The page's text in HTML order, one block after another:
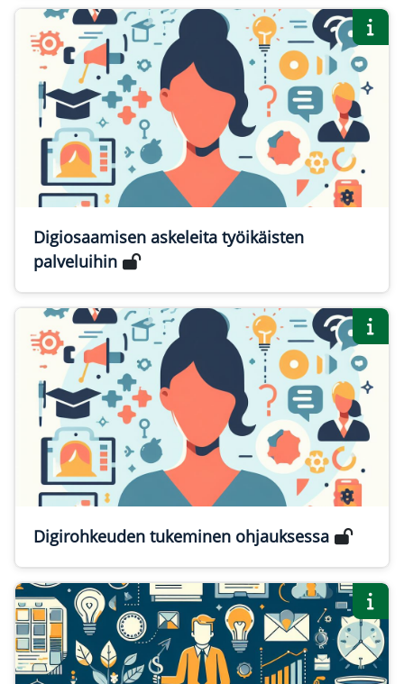
Digiosaamisen askeleita työikäisten
palveluihin
Digirohkeuden tukeminen ohjauksessa